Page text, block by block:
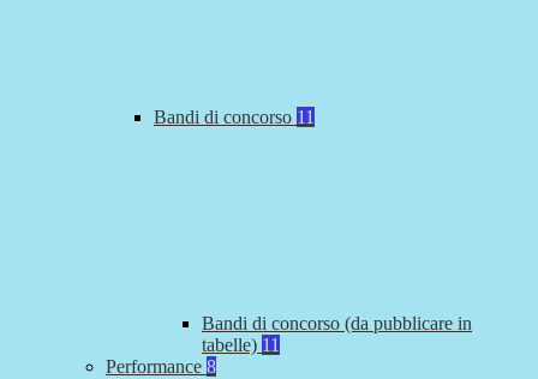
Bandi di concorso 11
Bandi di concorso (da pubblicare in
tabelle) 11
Performance 8